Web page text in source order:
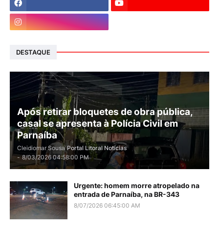
DESTAQUE
Após retirar bloquetes de obra pública,
casal se apresenta à Polícia Civil em
Parnaíba
Cleidiomar Sousa Portal Litoral Notícias
- 8/03/2026 04:58:00 PM
Urgente: homem morre atropelado na
entrada de Parnaíba, na BR-343
8/07/2026 06:45:00 AM